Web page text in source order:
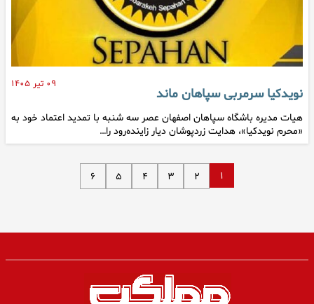
۰۹ تیر ۱۴۰۵
نویدکیا سرمربی سپاهان ماند
هیات مدیره باشگاه سپاهان اصفهان عصر سه شنبه با تمدید اعتماد خود به
«محرم نویدکیا»، هدایت زردپوشان دیار زاینده‌رود را…
۱ ۲ ۳ ۴ ۵ ۶